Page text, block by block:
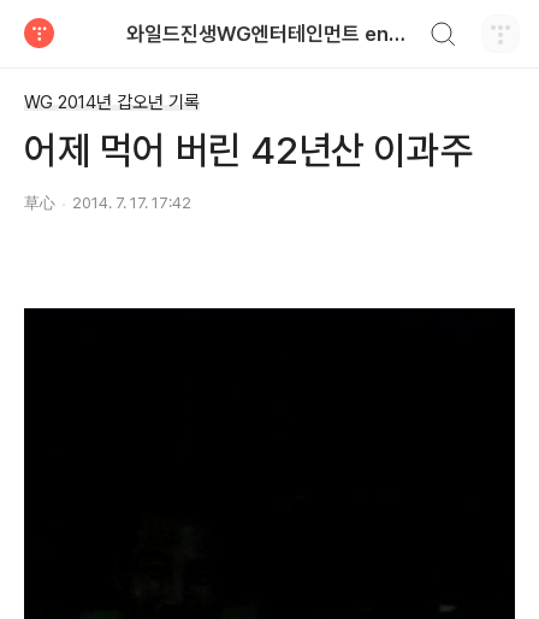
와일드진생WG엔터테인먼트 entertainment
WG 2014년 갑오년 기록
어제 먹어 버린 42년산 이과주
草心 2014. 7. 17. 17:42